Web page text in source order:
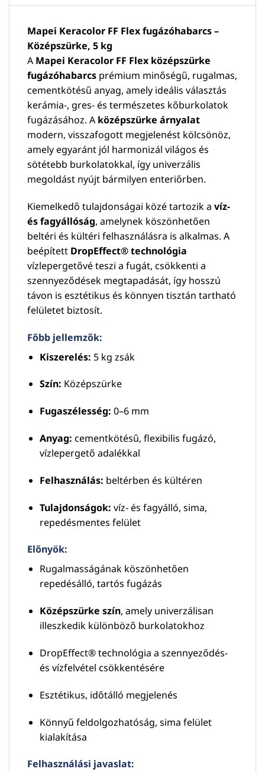
Mapei Keracolor FF Flex fugázóhabarcs –
Középszürke, 5 kg
A Mapei Keracolor FF Flex középszürke
fugázóhabarcs prémium minőségű, rugalmas,
cementkötésű anyag, amely ideális választás
kerámia-, gres- és természetes kőburkolatok
fugázásához. A középszürke árnyalat
modern, visszafogott megjelenést kölcsönöz,
amely egyaránt jól harmonizál világos és
sötétebb burkolatokkal, így univerzális
megoldást nyújt bármilyen enteriőrben.
Kiemelkedő tulajdonságai közé tartozik a víz-
és fagyállóság, amelynek köszönhetően
beltéri és kültéri felhasználásra is alkalmas. A
beépített DropEffect® technológia
vízlepergetővé teszi a fugát, csökkenti a
szennyeződések megtapadását, így hosszú
távon is esztétikus és könnyen tisztán tartható
felületet biztosít.
Főbb jellemzők:
Kiszerelés: 5 kg zsák
Szín: Középszürke
Fugaszélesség: 0–6 mm
Anyag: cementkötésű, flexibilis fugázó,
vízlepergető adalékkal
Felhasználás: beltérben és kültéren
Tulajdonságok: víz- és fagyálló, sima,
repedésmentes felület
Előnyök:
Rugalmasságának köszönhetően
repedésálló, tartós fugázás
Középszürke szín, amely univerzálisan
illeszkedik különböző burkolatokhoz
DropEffect® technológia a szennyeződés-
és vízfelvétel csökkentésére
Esztétikus, időtálló megjelenés
Könnyű feldolgozhatóság, sima felület
kialakítása
Felhasználási javaslat: